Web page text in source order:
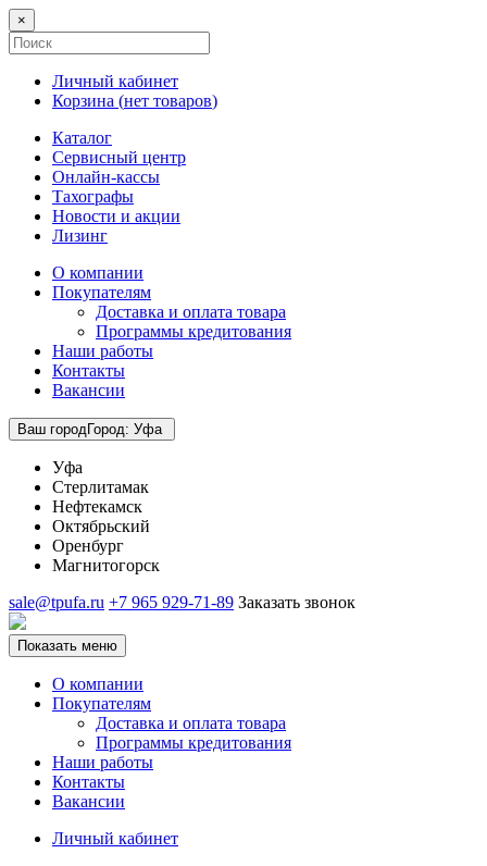
×
Личный кабинет
Корзина (нет товаров)
Каталог
Сервисный центр
Онлайн-кассы
Тахографы
Новости и акции
Лизинг
О компании
Покупателям
Доставка и оплата товара
Программы кредитования
Наши работы
Контакты
Вакансии
Ваш городГород: Уфа
Уфа
Стерлитамак
Нефтекамск
Октябрьский
Оренбург
Магнитогорск
sale@tpufa.ru +7 965 929-71-89 Заказать звонок
Показать меню
О компании
Покупателям
Доставка и оплата товара
Программы кредитования
Наши работы
Контакты
Вакансии
Личный кабинет